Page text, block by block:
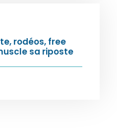
rodéos, free
sa riposte